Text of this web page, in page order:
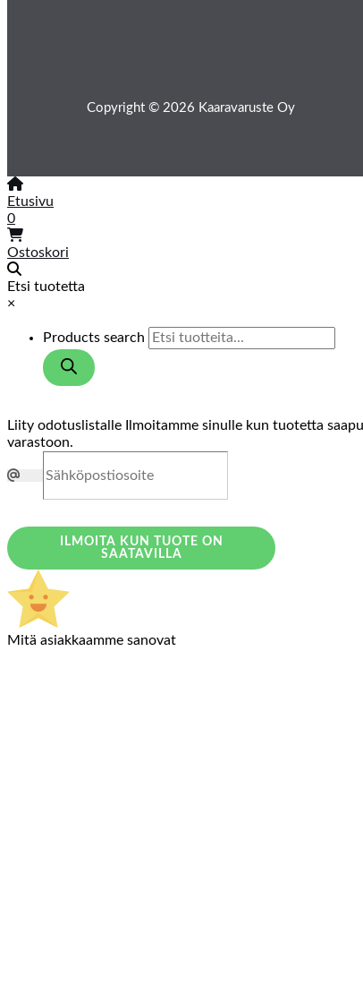
Copyright © 2026 Kaaravaruste Oy
Etusivu
0
Ostoskori
Etsi tuotetta
×
Products search
Liity odotuslistalle
Ilmoitamme sinulle kun tuotetta
varastoon.
ILMOITA KUN TUOTE ON
SAATAVILLA
Mitä asiakkaamme sanovat